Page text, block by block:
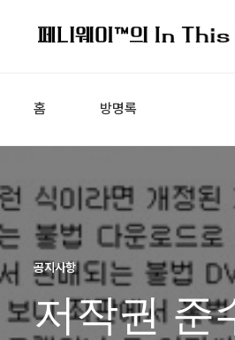
홈 방명록
공지사항
저작권 준